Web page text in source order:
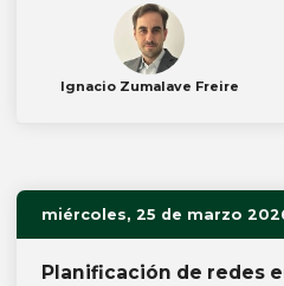
Ignacio Zumalave Freire
miércoles, 25 de marzo
Planificación de redes